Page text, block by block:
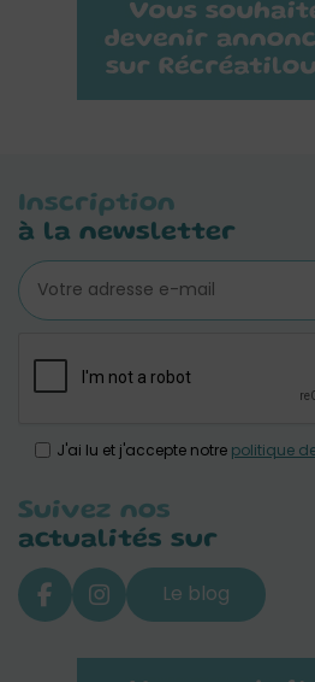
Inscription
à la newsletter
J'ai lu et j'accepte notre politique
Suivez nos
actualités sur
Le blog